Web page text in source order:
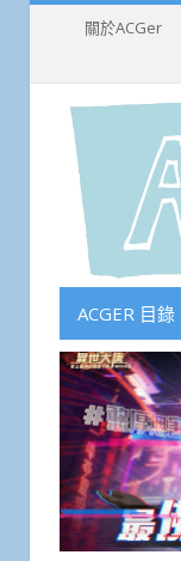
關於ACGer
ACGER 目錄